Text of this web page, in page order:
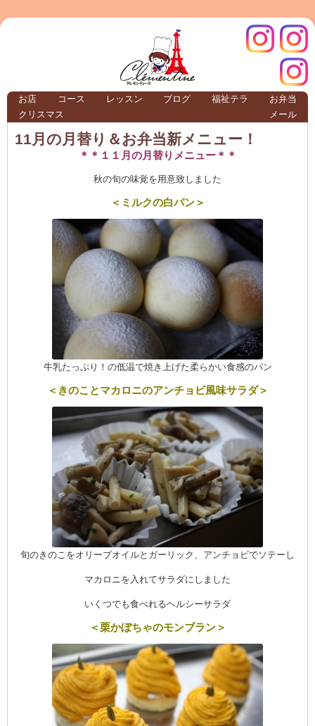
室・テイクアウト Clémentine (produced
お店 コース レッスン ブログ 福祉テラ
お弁当
クリスマス
メール
インス
クレモ
ンティ
タグラ
11月の月替り＆お弁当新メニュー！
＊＊１１月の月替りメニュー＊＊
秋の旬の味覚を用意致しました
＜ミルクの白パン＞
牛乳たっぷり！の低温で焼き上げた柔らかい食感のパン
＜きのことマカロニのアンチョビ風味サラダ＞
旬のきのこをオリーブオイルとガーリック、アンチョビでソテーし
マカロニを入れてサラダにしました
いくつでも食べれるヘルシーサラダ
＜栗かぼちゃのモンブラン＞